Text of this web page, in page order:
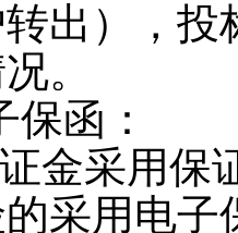
出），
。
保函：
金采用保
采用电